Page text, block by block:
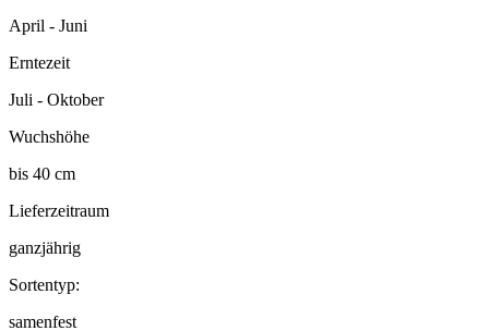
April - Juni
Erntezeit
Juli - Oktober
Wuchshöhe
bis 40 cm
Lieferzeitraum
ganzjährig
Sortentyp:
samenfest